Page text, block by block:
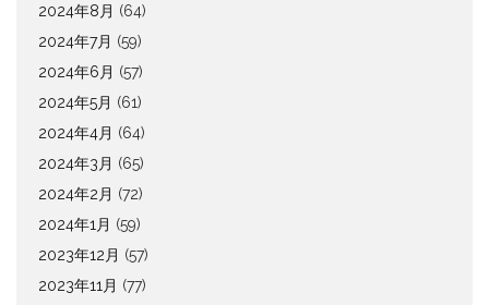
2024年8月 (64)
2024年7月 (59)
2024年6月 (57)
2024年5月 (61)
2024年4月 (64)
2024年3月 (65)
2024年2月 (72)
2024年1月 (59)
2023年12月 (57)
2023年11月 (77)